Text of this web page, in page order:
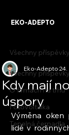
EKO-ADEPTO
Všechny příspěvky
O firmách na trhu
Fotovoltaika
Tepelná čerpadla
Všechny příspěvky
Kdy mají
úspory
Eko-Adepto24.
Výměna oken
lidé v